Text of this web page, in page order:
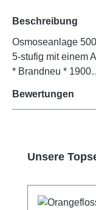
Beschreibung
Osmoseanlage
5-stufig mit einem
* Brandneu *
Bewertungen
Produktgalerie
Unsere